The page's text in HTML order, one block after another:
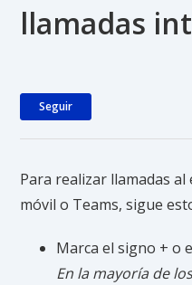
llamadas
Seguir
Para realizar llamadas
móvil o Teams, sigue
Marca el signo + o
En la mayoría de